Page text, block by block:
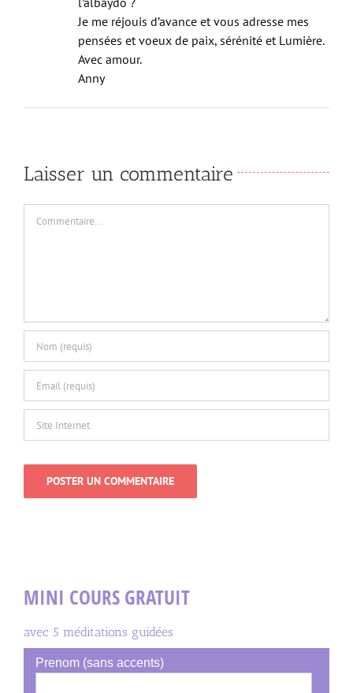
l’albaydo ?
Je me réjouis d’avance et vous adresse mes
pensées et voeux de paix, sérénité et Lumière.
Avec amour.
Anny
Laisser un commentaire
Commentaire
MINI COURS GRATUIT
avec 5 méditations guidées
Prenom (sans accents)